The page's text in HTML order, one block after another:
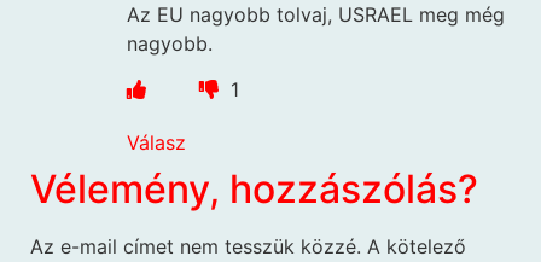
Az EU nagyobb tolvaj, USRAEL meg még
nagyobb.
1
Válasz
Vélemény, hozzászólás?
Az e-mail címet nem tesszük közzé. A kötelező